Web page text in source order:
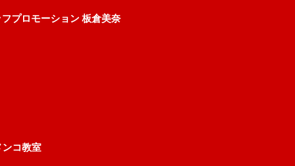
プロモーション 板倉美奈
コ教室